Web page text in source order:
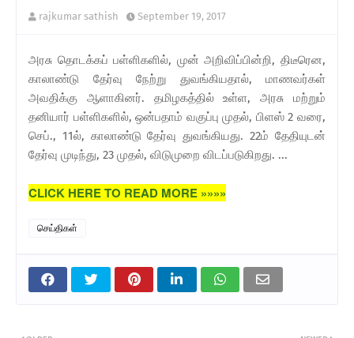
rajkumar sathish September 19, 2017
அரசு தொடக்கப் பள்ளிகளில், முன் அறிவிப்பின்றி, திடீரென,
காலாண்டு தேர்வு நேற்று துவங்கியதால், மாணவர்கள்
அவதிக்கு ஆளாகினர். தமிழகத்தில் உள்ள, அரசு மற்றும்
தனியார் பள்ளிகளில், ஒன்பதாம் வகுப்பு முதல், பிளஸ் 2 வரை,
செப்., 11ல், காலாண்டு தேர்வு துவங்கியது. 22ம் தேதியுடன்
தேர்வு முடிந்து, 23 முதல், விடுமுறை விடப்படுகிறது. ...
CLICK HERE TO READ MORE »»»»
செய்திகள்